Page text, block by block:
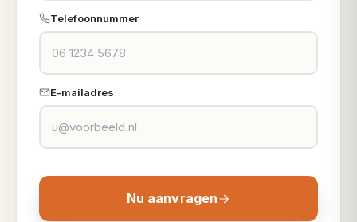
Telefoonnummer
E-mailadres
Nu aanvragen